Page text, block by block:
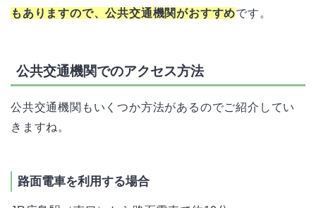
もありますので、公共交通機関がおすすめです。
公共交通機関でのアクセス方法
公共交通機関もいくつか方法があるのでご紹介してい
きますね。
路面電車を利用する場合